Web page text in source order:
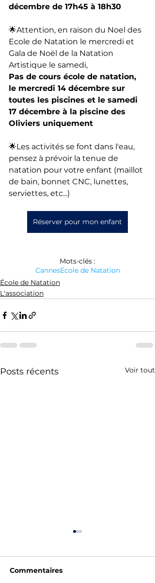
décembre de 17h45 à 18h30
🌟Attention, en raison du Noel des
Ecole de Natation le mercredi et
Gala de Noël de la Natation
Artistique le samedi,
Pas de cours école de natation,
le mercredi 14 décembre sur
toutes les piscines et le samedi
17 décembre à la piscine des
Oliviers uniquement
🌟Les activités se font dans l'eau,
pensez à prévoir la tenue de
natation pour votre enfant (maillot
de bain, bonnet CNC, lunettes,
serviettes, etc...)
Réserver pour mon enfant
Mots-clés :
CannesEcole de Natation
École de Natation
L'association
Posts récents Voir tout
Commentaires